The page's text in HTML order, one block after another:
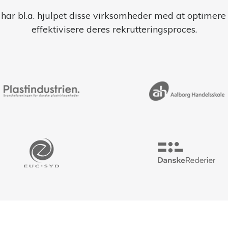
bl.a. hjulpet disse virksomheder med at optimere
effektivisere deres rekrutteringsproces.